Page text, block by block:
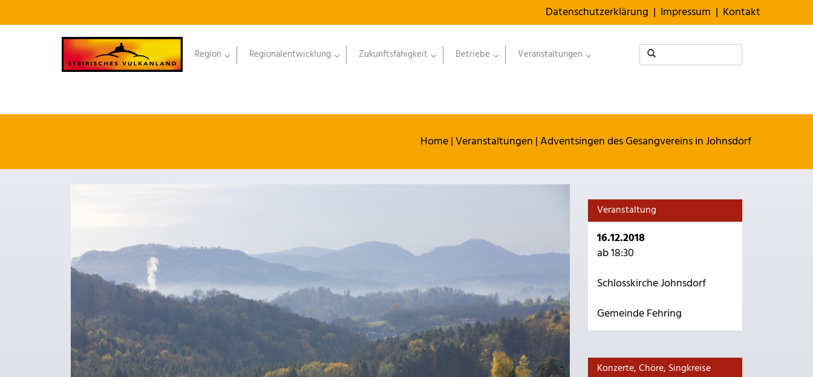
Datenschutzerklärung | Impressum | Kontakt
Region Regionalentwicklung Zukunftsfähigkeit Betriebe Veranstaltungen
Home|Veranstaltungen |Adventsingen des Gesangvereins in Johnsdorf
Veranstaltung
16.12.2018
ab 18:30
Schlosskirche Johnsdorf
Gemeinde Fehring
Konzerte, Chöre, Singkreise